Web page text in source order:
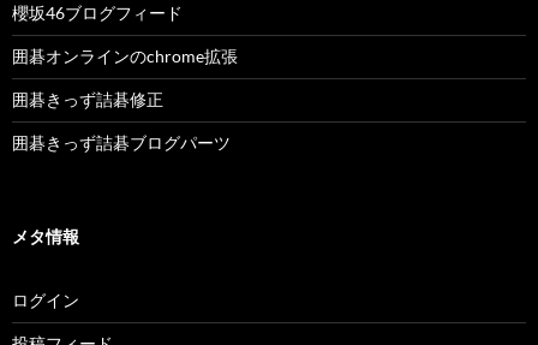
櫻坂46ブログフィード
囲碁オンラインのchrome拡張
囲碁きっず詰碁修正
囲碁きっず詰碁ブログパーツ
メタ情報
ログイン